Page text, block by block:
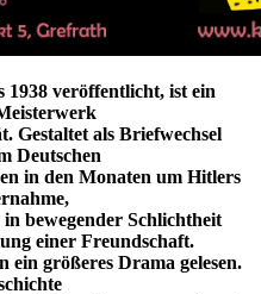
1938 veröffentlicht, ist ein
Gestaltet als Briefwechsel
Deutschen
in den Monaten um Hitlers
bewegender Schlichtheit
einer Freundschaft.
ein größeres Drama gelesen.